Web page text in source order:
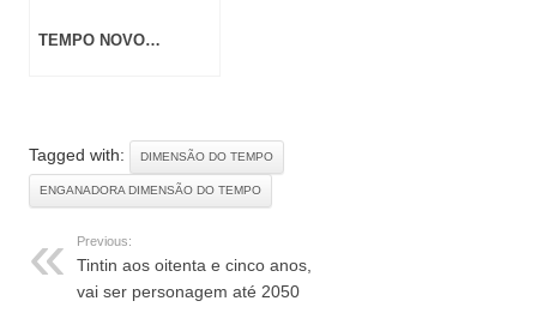
TEMPO NOVO…
Tagged with: DIMENSÃO DO TEMPO
ENGANADORA DIMENSÃO DO TEMPO
Previous:
Tintin aos oitenta e cinco anos,
vai ser personagem até 2050